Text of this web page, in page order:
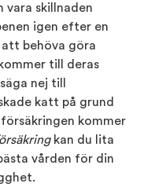
vara skillnaden
igen efter en
behöva göra
till deras
nej till
katt på grund
kommer
kan du lita
vården för din